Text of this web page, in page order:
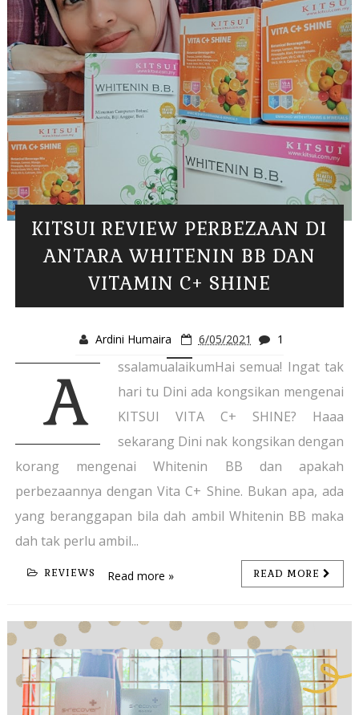
KITSUI REVIEW PERBEZAAN DI
ANTARA WHITENIN BB DAN
VITAMIN C+ SHINE
Ardini Humaira 6/05/2021 1
A
ssalamualaikumHai semua! Ingat tak
hari tu Dini ada kongsikan mengenai
KITSUI VITA C+ SHINE? Haaa
sekarang Dini nak kongsikan dengan
korang mengenai Whitenin BB dan apakah
perbezaannya dengan Vita C+ Shine. Bukan apa, ada
yang beranggapan bila dah ambil Whitenin BB maka
dah tak perlu ambil...
REVIEWS READ MORE
Read more »